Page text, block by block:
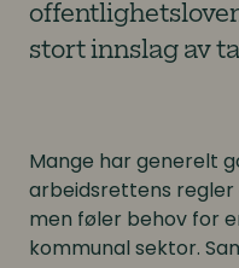
stort innslag av
Mange har generelt
arbeidsrettens regler
men føler behov for
kommunal sektor.